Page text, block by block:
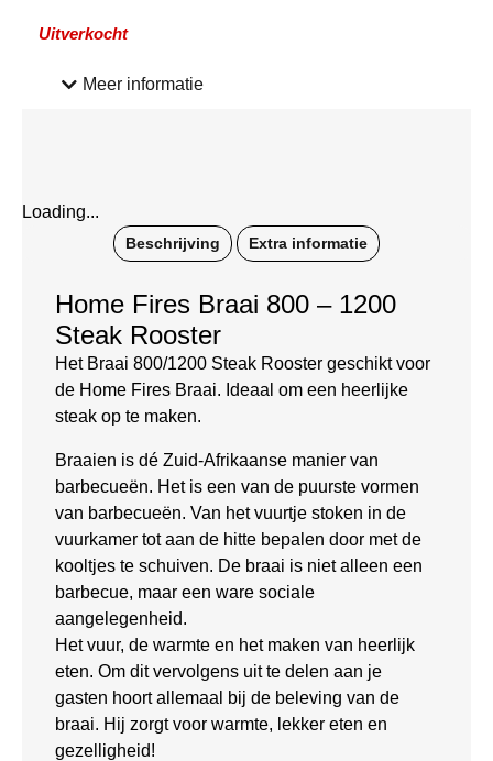
Uitverkocht
Meer informatie
Loading...
Beschrijving Extra informatie
Home Fires Braai 800 – 1200
Steak Rooster
Het Braai 800/1200 Steak Rooster geschikt voor
de Home Fires Braai. Ideaal om een heerlijke
steak op te maken.
Braaien is dé Zuid-Afrikaanse manier van
barbecueën. Het is een van de puurste vormen
van barbecueën. Van het vuurtje stoken in de
vuurkamer tot aan de hitte bepalen door met de
kooltjes te schuiven. De braai is niet alleen een
barbecue, maar een ware sociale
aangelegenheid.
Het vuur, de warmte en het maken van heerlijk
eten. Om dit vervolgens uit te delen aan je
gasten hoort allemaal bij de beleving van de
braai. Hij zorgt voor warmte, lekker eten en
gezelligheid!